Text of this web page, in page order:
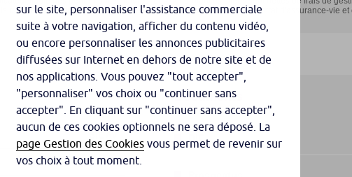
sur le site, personnaliser l'assistance commerciale
suite à votre navigation, afficher du contenu vidéo,
ou encore personnaliser les annonces publicitaires
diffusées sur Internet en dehors de notre site et de
nos applications. Vous pouvez "tout accepter",
"personnaliser" vos choix ou "continuer sans
accepter". En cliquant sur "continuer sans accepter",
aucun de ces cookies optionnels ne sera déposé. La
page Gestion des Cookies vous permet de revenir sur
vos choix à tout moment.